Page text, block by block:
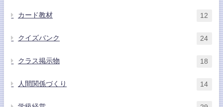
カード教材 12
クイズバンク 24
クラス掲示物 18
人間関係づくり 14